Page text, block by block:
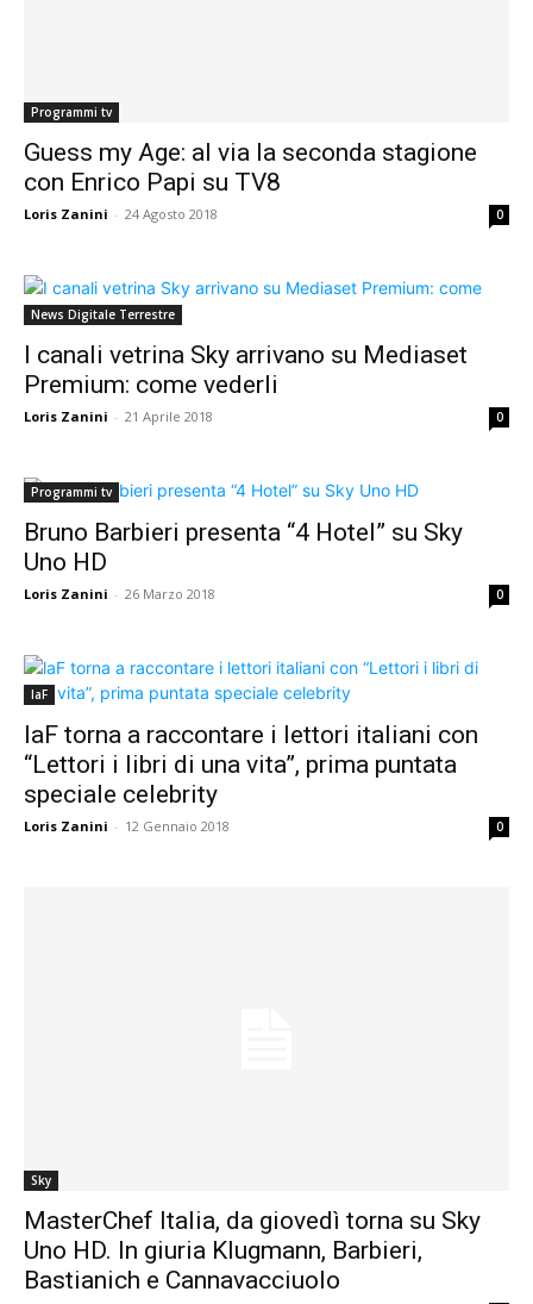
Programmi tv
Guess my Age: al via la seconda stagione
con Enrico Papi su TV8
Loris Zanini - 24 Agosto 2018 0
News Digitale Terrestre
I canali vetrina Sky arrivano su Mediaset
Premium: come vederli
Loris Zanini - 21 Aprile 2018 0
Programmi tv
Bruno Barbieri presenta “4 Hotel” su Sky
Uno HD
Loris Zanini - 26 Marzo 2018 0
laF
laF torna a raccontare i lettori italiani con
“Lettori i libri di una vita”, prima puntata
speciale celebrity
Loris Zanini - 12 Gennaio 2018 0
Sky
MasterChef Italia, da giovedì torna su Sky
Uno HD. In giuria Klugmann, Barbieri,
Bastianich e Cannavacciuolo